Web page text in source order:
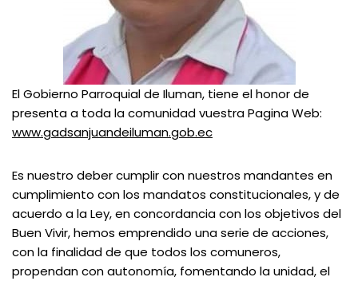
El Gobierno Parroquial de Iluman, tiene el honor de
presenta a toda la comunidad vuestra Pagina Web:
www.gadsanjuandeiluman.gob.ec
Es nuestro deber cumplir con nuestros mandantes en
cumplimiento con los mandatos constitucionales, y de
acuerdo a la Ley, en concordancia con los objetivos del
Buen Vivir, hemos emprendido una serie de acciones,
con la finalidad de que todos los comuneros,
propendan con autonomía, fomentando la unidad, el